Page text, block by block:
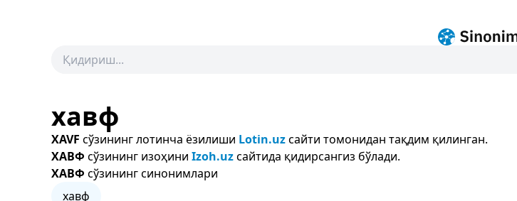
хавф
XAVF сўзининг лотинча ёзилиши Lotin.uzсайти томонидан тақдим қилинган.
ХАВФ сўзининг изоҳини Izoh.uzсайтида қидирсангиз бўлади.
ХАВФ сўзининг синонимлари
хавф